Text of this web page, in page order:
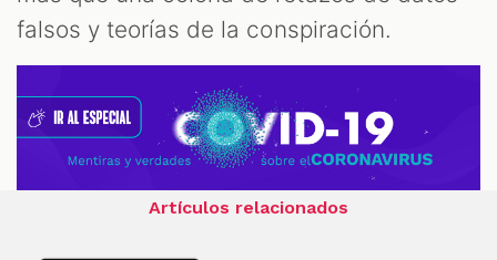
falsos y teorías de la conspiración.
Artículos relacionados